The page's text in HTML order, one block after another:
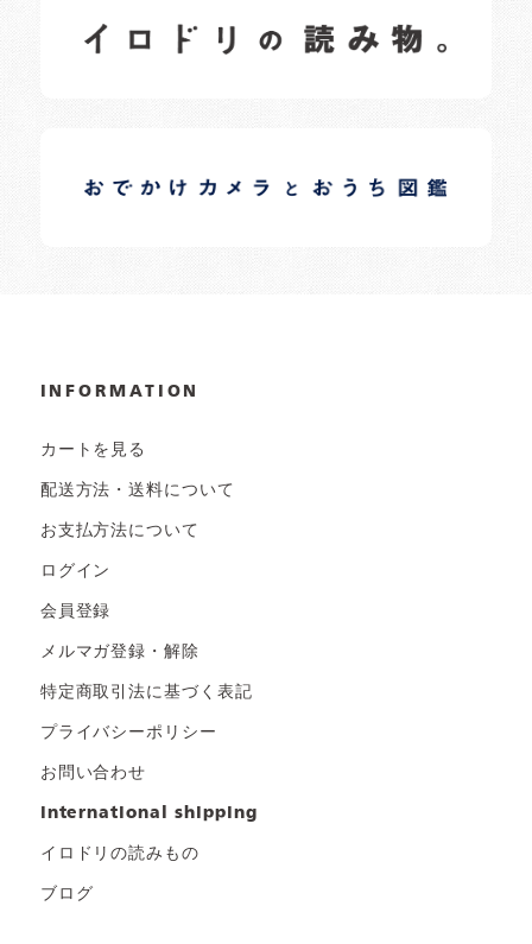
日常の様子など随時更新中です。
日常の様子など随時更新中です。
INFORMATION
カートを見る
配送方法・送料について
お支払方法について
ログイン
会員登録
メルマガ登録・解除
特定商取引法に基づく表記
プライバシーポリシー
お問い合わせ
international shipping
イロドリの読みもの
ブログ